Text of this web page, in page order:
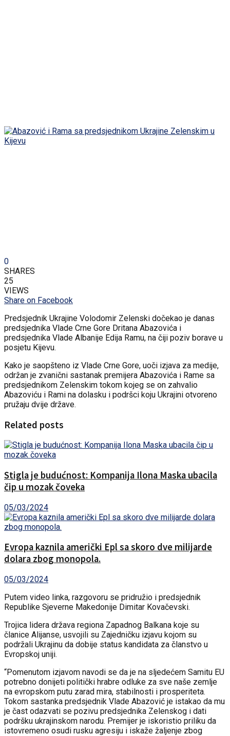
0
SHARES
25
VIEWS
Share on Facebook
Predsjednik Ukrajine Volodomir Zelenski dočekao je danas
predsjednika Vlade Crne Gore Dritana Abazovića i
predsjednika Vlade Albanije Edija Ramu, na čiji poziv borave u
posjetu Kijevu.
Kako je saopšteno iz Vlade Crne Gore, uoči izjava za medije,
održan je zvanični sastanak premijera Abazovića i Rame sa
predsjednikom Zelenskim tokom kojeg se on zahvalio
Abazoviću i Rami na dolasku i podršci koju Ukrajini otvoreno
pružaju dvije države.
Related posts
Stigla je budućnost: Kompanija Ilona Maska ubacila
čip u mozak čoveka
05/03/2024
Evropa kaznila američki Epl sa skoro dve milijarde
dolara zbog monopola.
05/03/2024
Putem video linka, razgovoru se pridružio i predsjednik
Republike Sjeverne Makedonije Dimitar Kovačevski.
Trojica lidera država regiona Zapadnog Balkana koje su
članice Alijanse, usvojili su Zajedničku izjavu kojom su
podržali Ukrajinu da dobije status kandidata za članstvo u
Evropskoj uniji.
“Pomenutom izjavom navodi se da je na sljedećem Samitu EU
potrebno donijeti politički hrabre odluke za sve naše zemlje
na evropskom putu zarad mira, stabilnosti i prosperiteta.
Tokom sastanka predsjednik Vlade Abazović je istakao da mu
je čast odazvati se pozivu predsjednika Zelenskog i dati
podršku ukrajinskom narodu. Premijer je iskoristio priliku da
istovremeno osudi rusku agresiju i iskaže žaljenje zbog